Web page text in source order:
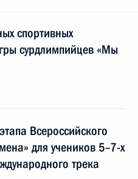
спортивных
сурдлимпийцев «Мы
Всероссийского
для учеников 5–7-х
трека